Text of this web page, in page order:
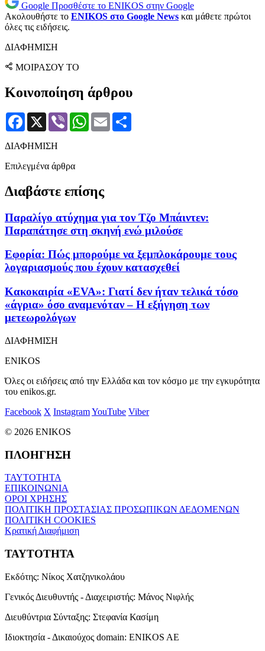
Google Προσθέστε το ENIKOS στην Google
Ακολουθήστε το ENIKOS στο Google News και μάθετε πρώτοι
όλες τις ειδήσεις.
ΔΙΑΦΗΜΙΣΗ
ΜΟΙΡΑΣΟΥ ΤΟ
Κοινοποίηση άρθρου
Facebook
X Viber WhatsApp
Email
ΔΙΑΦΗΜΙΣΗ
Επιλεγμένα άρθρα
Διαβάστε επίσης
Παραλίγο ατύχημα για τον Τζο Μπάιντεν:
Παραπάτησε στη σκηνή ενώ μιλούσε
Εφορία: Πώς μπορούμε να ξεμπλοκάρουμε τους
λογαριασμούς που έχουν κατασχεθεί
Κακοκαιρία «EVA»: Γιατί δεν ήταν τελικά τόσο
«άγρια» όσο αναμενόταν – Η εξήγηση των
μετεωρολόγων
ΔΙΑΦΗΜΙΣΗ
ENIKOS
Όλες οι ειδήσεις από την Ελλάδα και τον κόσμο με την εγκυρότητα
του enikos.gr.
Facebook X InstagramYouTube Viber
© 2026 ENIKOS
ΠΛΟΗΓΗΣΗ
ΤΑΥΤΟΤΗΤΑ
ΕΠΙΚΟΙΝΩΝΙΑ
ΟΡΟΙ ΧΡΗΣΗΣ
ΠΟΛΙΤΙΚΗ ΠΡΟΣΤΑΣΙΑΣ ΠΡΟΣΩΠΙΚΩΝ ΔΕΔΟΜΕΝΩΝ
ΠΟΛΙΤΙΚΗ COOKIES
Κρατική Διαφήμιση
ΤΑΥΤΟΤΗΤΑ
Εκδότης: Νίκος Χατζηνικολάου
Γενικός Διευθυντής - Διαχειριστής: Μάνος Νιφλής
Διευθύντρια Σύνταξης: Στεφανία Κασίμη
Ιδιοκτησία - Δικαιούχος domain: ENIKOS AE